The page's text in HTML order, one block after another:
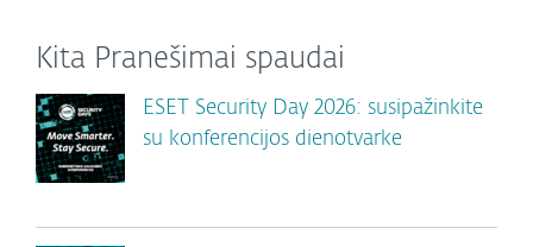
Kita Pranešimai spaudai
ESET Security Day 2026: susipažinkite
su konferencijos dienotvarke